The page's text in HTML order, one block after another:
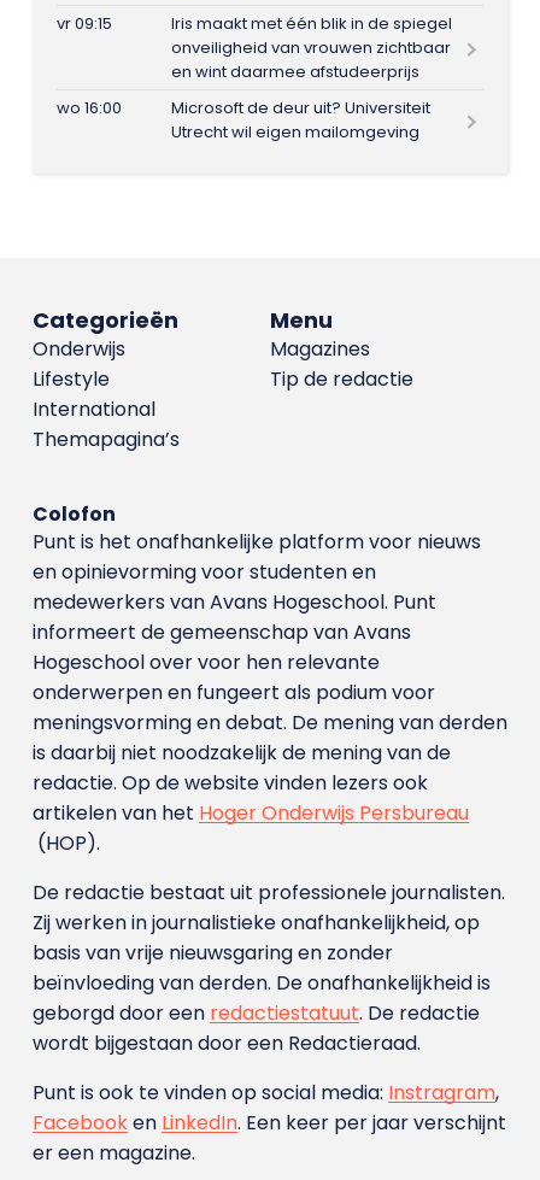
vr 09:15
Iris maakt met één blik in de spiegel
onveiligheid van vrouwen zichtbaar
en wint daarmee afstudeerprijs
wo 16:00
Microsoft de deur uit? Universiteit
Utrecht wil eigen mailomgeving
Menu
Magazines
Tip de redactie
Categorieën
Onderwijs
Lifestyle
International
Themapagina’s
Colofon
Punt is het onafhankelijke platform voor nieuws
en opinievorming voor studenten en
medewerkers van Avans Hoge­school. Punt
informeert de gemeenschap van Avans
Hogeschool over voor hen relevante
onderwerpen en fungeert als podium voor
meningsvorming en debat. De mening van derden
is daarbij niet noodzakelijk de mening van de
redactie. Op de website vinden lezers ook
artikelen van het Hoger Onderwijs Persbureau
(HOP).
De redactie bestaat uit professionele journalisten.
Zij werken in journalistieke onafhankelijkheid, op
basis van vrije nieuwsgaring en zonder
beïnvloeding van derden. De onafhankelijkheid is
geborgd door een redactiestatuut. De redactie
wordt bijgestaan door een Redactieraad.
Punt is ook te vinden op social media: Instragram,
Facebooken LinkedIn. Een keer per jaar verschijnt
er een magazine.